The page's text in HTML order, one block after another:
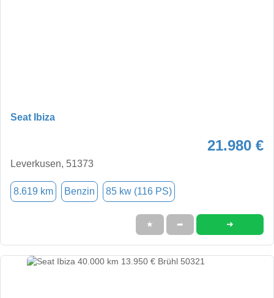
Seat Ibiza
21.980 €
Leverkusen, 51373
8.619 km Benzin 85 kw (116 PS)
★ ➦ ➜